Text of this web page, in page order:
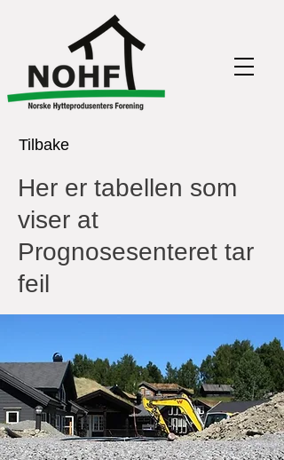
Tilbake
Her er tabellen som
viser at
Prognosesenteret tar
feil